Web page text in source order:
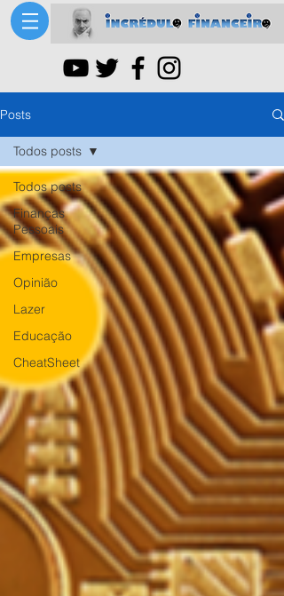
Posts
Todos posts
Finanças
Pessoais
Empresas
Opinião
Lazer
Educação
CheatSheet
Todos posts